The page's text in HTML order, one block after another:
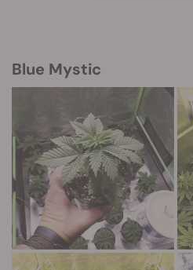
Blue Mystic